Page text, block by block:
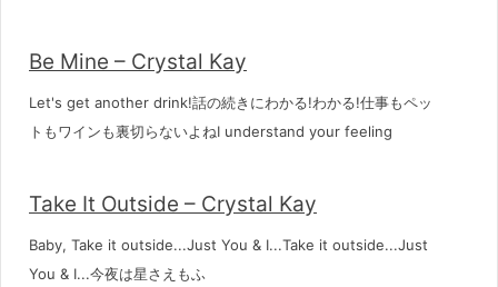
Be Mine – Crystal Kay
Let's get another drink!話の続きにわかる!わかる!仕事もペッ
トもワインも裏切らないよねI understand your feeling
Take It Outside – Crystal Kay
Baby, Take it outside...Just You & I...Take it outside...Just
You & I...今夜は星さえもふ